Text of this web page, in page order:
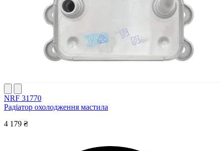
NRF 31770
Радіатор охолодження мастила
4 179 ₴